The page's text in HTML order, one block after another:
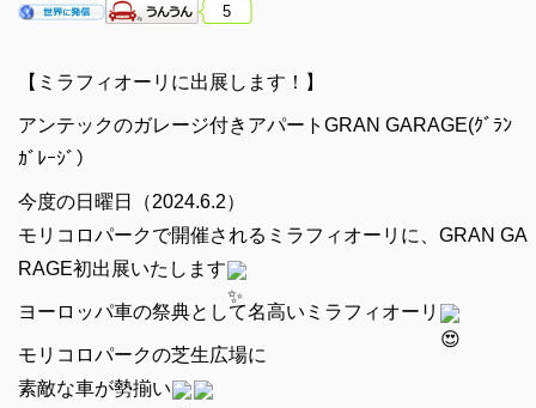
5
【ミラフィオーリに出展します！】
アンテックのガレージ付きアパートGRAN GARAGE(ｸﾞﾗﾝ
ｶﾞﾚｰｼﾞ）
今度の日曜日（2024.6.2）
モリコロパークで開催されるミラフィオーリに、GRAN GA
RAGE初出展いたします
ヨーロッパ車の祭典として名高いミラフィオーリ
モリコロパークの芝生広場に
素敵な車が勢揃い